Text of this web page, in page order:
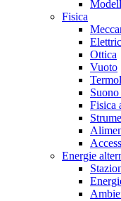
Fisica
Ottica
Vuoto
Fisica
Energie